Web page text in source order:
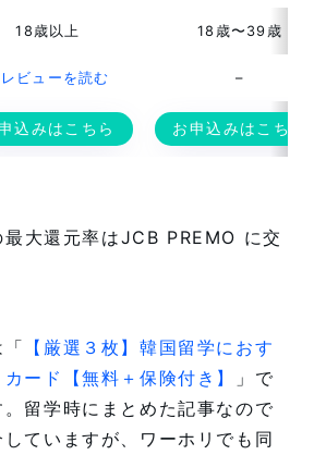
18歳以上 18歳〜39歳
ビューを読む –
込みはこちら お申込みはこちら
大還元率はJCB PREMO に交
【厳選３枚】韓国留学におす
ード【無料＋保険付き】
」で
。留学時にまとめた記事なので
ていますが、ワーホリでも同